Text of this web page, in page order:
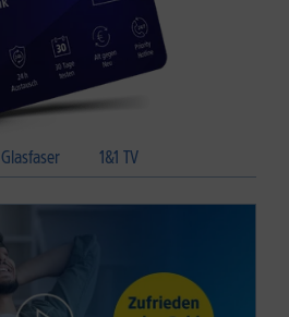
1&1 TV